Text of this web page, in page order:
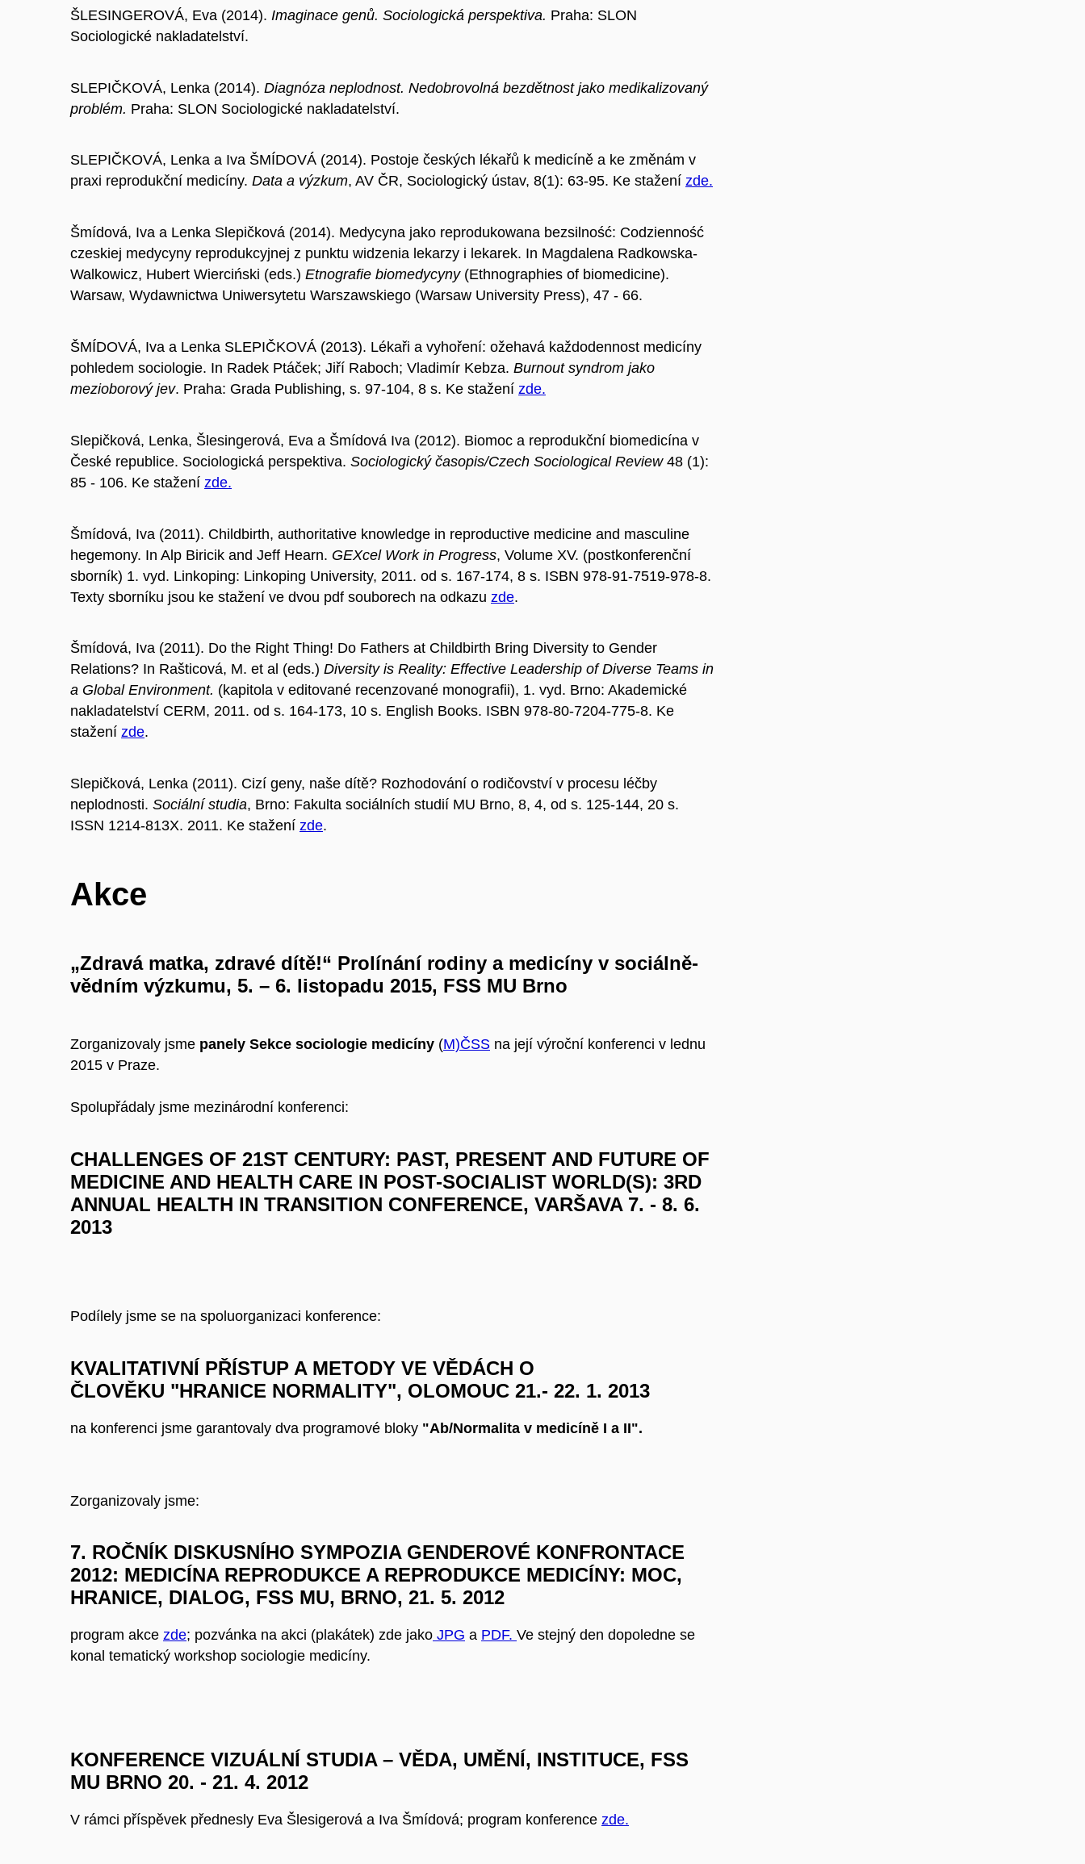
ŠLESINGEROVÁ, Eva (2014). Imaginace genů. Sociologická perspektiva. Praha: SLON
Sociologické nakladatelství.
SLEPIČKOVÁ, Lenka (2014). Diagnóza neplodnost. Nedobrovolná bezdětnost jako medikalizovaný
problém. Praha: SLON Sociologické nakladatelství.
SLEPIČKOVÁ, Lenka a Iva ŠMÍDOVÁ (2014). Postoje českých lékařů k medicíně a ke změnám v
praxi reprodukční medicíny. Data a výzkum, AV ČR, Sociologický ústav, 8(1): 63-95. Ke stažení zde.
Šmídová, Iva a Lenka Slepičková (2014). Medycyna jako reprodukowana bezsilność: Codzienność
czeskiej medycyny reprodukcyjnej z punktu widzenia lekarzy i lekarek. In Magdalena Radkowska-
Walkowicz, Hubert Wierciński (eds.) Etnografie biomedycyny (Ethnographies of biomedicine).
Warsaw, Wydawnictwa Uniwersytetu Warszawskiego (Warsaw University Press), 47 - 66.
ŠMÍDOVÁ, Iva a Lenka SLEPIČKOVÁ (2013). Lékaři a vyhoření: ožehavá každodennost medicíny
pohledem sociologie. In Radek Ptáček; Jiří Raboch; Vladimír Kebza. Burnout syndrom jako
mezioborový jev. Praha: Grada Publishing, s. 97-104, 8 s. Ke stažení zde.
Slepičková, Lenka, Šlesingerová, Eva a Šmídová Iva (2012). Biomoc a reprodukční biomedicína v
České republice. Sociologická perspektiva. Sociologický časopis/Czech Sociological Review 48 (1):
85 - 106. Ke stažení zde.
Šmídová, Iva (2011). Childbirth, authoritative knowledge in reproductive medicine and masculine
hegemony. In Alp Biricik and Jeff Hearn. GEXcel Work in Progress, Volume XV. (postkonferenční
sborník) 1. vyd. Linkoping: Linkoping University, 2011. od s. 167-174, 8 s. ISBN 978-91-7519-978-8.
Texty sborníku jsou ke stažení ve dvou pdf souborech na odkazu zde.
Šmídová, Iva (2011). Do the Right Thing! Do Fathers at Childbirth Bring Diversity to Gender
Relations? In Rašticová, M. et al (eds.) Diversity is Reality: Effective Leadership of Diverse Teams in
a Global Environment. (kapitola v editované recenzované monografii), 1. vyd. Brno: Akademické
nakladatelství CERM, 2011. od s. 164-173, 10 s. English Books. ISBN 978-80-7204-775-8. Ke
stažení zde.
Slepičková, Lenka (2011). Cizí geny, naše dítě? Rozhodování o rodičovství v procesu léčby
neplodnosti. Sociální studia, Brno: Fakulta sociálních studií MU Brno, 8, 4, od s. 125-144, 20 s.
ISSN 1214-813X. 2011. Ke stažení zde.
Akce
„Zdravá matka, zdravé dítě!“ Prolínání rodiny a medicíny v sociálně-
vědním výzkumu, 5. – 6. listopadu 2015, FSS MU Brno
Zorganizovaly jsme panely Sekce sociologie medicíny (M)ČSS na její výroční konferenci v lednu
2015 v Praze.
Spolupřádaly jsme mezinárodní konferenci:
CHALLENGES OF 21ST CENTURY: PAST, PRESENT AND FUTURE OF
MEDICINE AND HEALTH CARE IN POST-SOCIALIST WORLD(S): 3RD
ANNUAL HEALTH IN TRANSITION CONFERENCE, VARŠAVA 7. - 8. 6.
2013
Podílely jsme se na spoluorganizaci konference:
KVALITATIVNÍ PŘÍSTUP A METODY VE VĚDÁCH O
ČLOVĚKU "HRANICE NORMALITY", OLOMOUC 21.- 22. 1. 2013
na konferenci jsme garantovaly dva programové bloky "Ab/Normalita v medicíně I a II".
Zorganizovaly jsme:
7. ROČNÍK DISKUSNÍHO SYMPOZIA GENDEROVÉ KONFRONTACE
2012: MEDICÍNA REPRODUKCE A REPRODUKCE MEDICÍNY: MOC,
HRANICE, DIALOG, FSS MU, BRNO, 21. 5. 2012
program akce zde; pozvánka na akci (plakátek) zde jako JPG a PDF. Ve stejný den dopoledne se
konal tematický workshop sociologie medicíny.
KONFERENCE VIZUÁLNÍ STUDIA – VĚDA, UMĚNÍ, INSTITUCE, FSS
MU BRNO 20. - 21. 4. 2012
V rámci příspěvek přednesly Eva Šlesigerová a Iva Šmídová; program konference zde.